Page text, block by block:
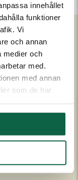
innehållet
funktioner
Vi
och annan
medier och
med.
med annan
som de har
oss
och prislistor